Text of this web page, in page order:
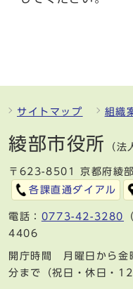
サイトマップ 組織
綾部市役所 （
〒623-8501 京都府綾
各課直通ダイアル
電話： 0773-42-3280
4406
開庁時間 月曜日から金
分まで（祝日・休日・